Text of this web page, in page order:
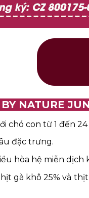
NATURE
chó con từ 1 đến
đặc trưng.
hòa hệ miễn dịch
gà khô 25% và